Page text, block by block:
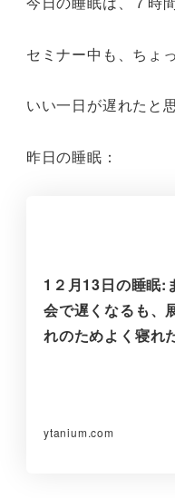
セミナー中も、ちょ
いい一日が遅れたと思
昨日の睡眠：
1２月13日の睡眠:
会で遅くなるも、
れのためよく寝れ
ytanium.com